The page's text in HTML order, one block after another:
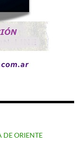
DE ORIENTE